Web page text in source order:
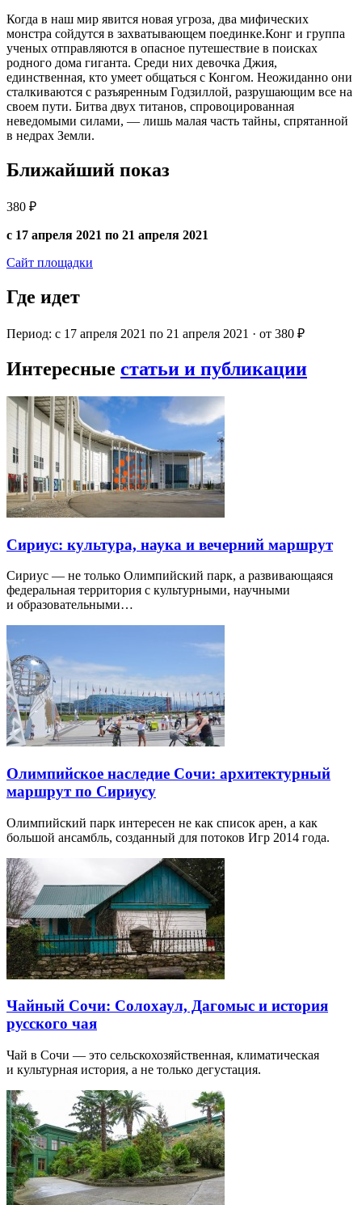
Когда в наш мир явится новая угроза, два мифических
монстра сойдутся в захватывающем поединке.Конг и группа
ученых отправляются в опасное путешествие в поисках
родного дома гиганта. Среди них девочка Джия,
единственная, кто умеет общаться с Конгом. Неожиданно они
сталкиваются с разъяренным Годзиллой, разрушающим все на
своем пути. Битва двух титанов, спровоцированная
неведомыми силами, — лишь малая часть тайны, спрятанной
в недрах Земли.
Ближайший показ
380 ₽
с 17 апреля 2021 по 21 апреля 2021
Сайт площадки
Где идет
Период: с 17 апреля 2021 по 21 апреля 2021 · от 380 ₽
Интересные статьи и публикации
Сириус: культура, наука и вечерний маршрут
Сириус — не только Олимпийский парк, а развивающаяся
федеральная территория с культурными, научными
и образовательными…
Олимпийское наследие Сочи: архитектурный
маршрут по Сириусу
Олимпийский парк интересен не как список арен, а как
большой ансамбль, созданный для потоков Игр 2014 года.
Чайный Сочи: Солохаул, Дагомыс и история
русского чая
Чай в Сочи — это сельскохозяйственная, климатическая
и культурная история, а не только дегустация.